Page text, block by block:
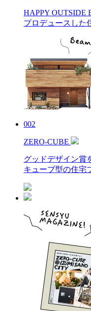
HAPPY OUTSIDE
プロデュースした
002
ZERO-CUBE
グッドデザイン賞
キューブ型の住宅